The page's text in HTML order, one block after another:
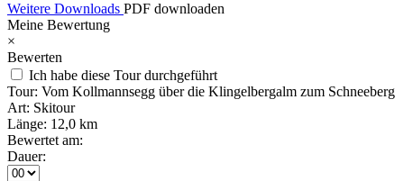
Weitere Downloads PDF downloaden
Meine Bewertung
×
Bewerten
Ich habe diese Tour durchgeführt
Tour: Vom Kollmannsegg über die Klingelbergalm zum Schneeberg
Art: Skitour
Länge: 12,0 km
Bewertet am:
Dauer: